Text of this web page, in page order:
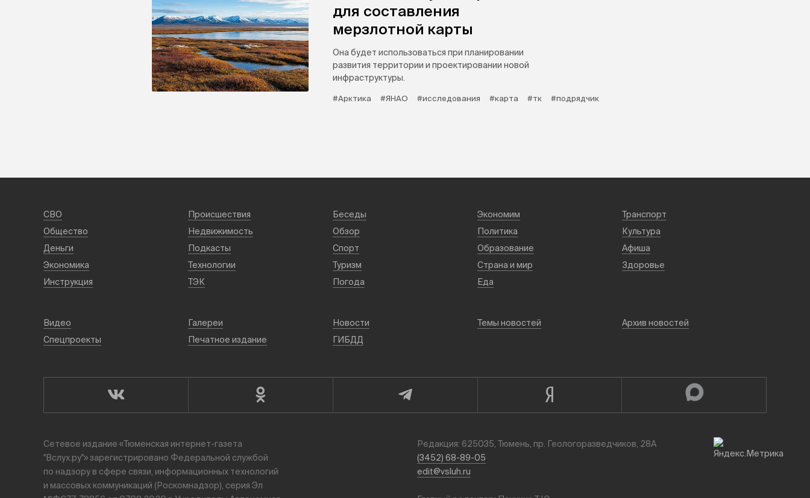
для составления
мерзлотной карты
Она будет использоваться при планировании
развития территории и проектировании новой
инфраструктуры.
#Арктика #ЯНАО #исследования #карта #тк #подрядчик
СВО Происшествия Беседы Экономим
Транспорт
Общество
Недвижимость Обзор Политика
Культура
Деньги
Подкасты Спорт Образование
Афиша
Экономика
Технологии Туризм Страна и мир
Здоровье
Инструкция
ТЭК Погода Еда
Видео Галереи Новости Темы новостей
Архив новостей
Спецпроекты
Печатное издание ГИБДД
Сетевое издание «Тюменская интернет-газета
"Вслух.ру"» зарегистрировано Федеральной службой
по надзору в сфере связи, информационных технологий
и массовых коммуникаций (Роскомнадзор), серия Эл
Редакция: 625035, Тюмень, пр. Геологоразведчиков, 28А
(3452) 68-89-05
edit@vsluh.ru